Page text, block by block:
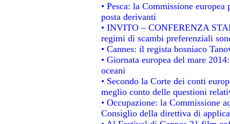
• Pesca: la Commissione
posta derivanti
• INVITO – CONFERENZA
regimi di scambi preferenziali
• Cannes: il regista bosniaco
• Giornata europea del mare
oceani
• Secondo la Corte dei conti
meglio conto delle questioni
• Occupazione: la Commissione
Consiglio della direttiva di